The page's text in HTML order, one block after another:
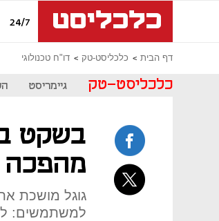
24/7
דף הבית כלכליסט-טק דו"ח טכנולוגי
כלכליסט-טק גיימריסט
בשקט
מהפכה
גוגל מושכת
למשתמשים: